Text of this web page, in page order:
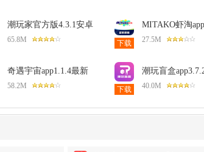
潮玩家官方版4.3.1安卓
版
65.8M 下载
MITAKO虾淘
安卓版
27.5M
奇遇宇宙app1.1.4最新
版
58.2M 下载
潮玩盲盒
版
40.0M